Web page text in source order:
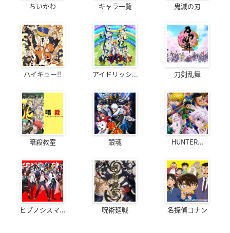
ちいかわ キャラ一覧 鬼滅の刃
ハイキュー!! アイドリッシ... 刀剣乱舞
暗殺教室 銀魂 HUNTER...
ヒプノシスマ... 呪術廻戦 名探偵コナン